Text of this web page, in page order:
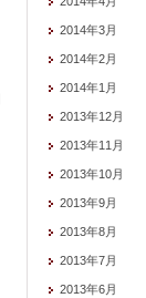
2014年3月
2014年2月
2014年1月
2013年12月
2013年11月
2013年10月
2013年9月
2013年8月
2013年7月
2013年6月